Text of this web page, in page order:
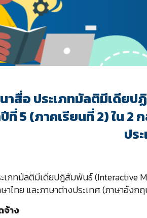
าสื่อ ประเภทมัลติมีเดีย
5 (ภาคเรียนที่ 2) ใน 2
ปร
ภทมัลติมีเดียปฏิสัมพันธ์ (Interactive
าไทย และภาษาต่างประเทศ (ภาษาอังก
จ้าง